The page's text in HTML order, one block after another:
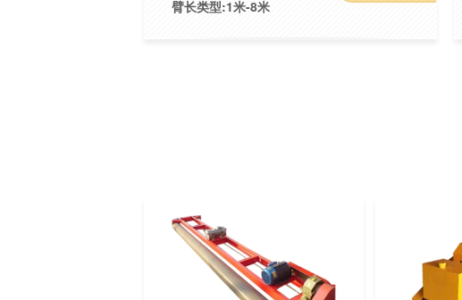
臂长类型:1米-8米